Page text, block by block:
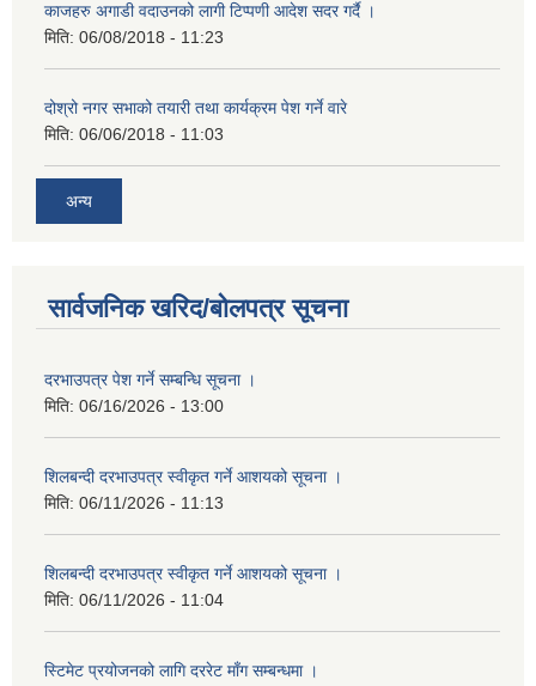
काजहरु अगाडी वदाउनको लागी टिप्पणी आदेश सदर गर्दै ।
मिति: 06/08/2018 - 11:23
दोश्रो नगर सभाको तयारी तथा कार्यक्रम पेश गर्ने वारे
मिति: 06/06/2018 - 11:03
अन्य
सार्वजनिक खरिद/बोलपत्र सूचना
दरभाउपत्र पेश गर्ने सम्बन्धि सूचना ।
मिति: 06/16/2026 - 13:00
शिलबन्दी दरभाउपत्र स्वीकृत गर्ने आशयको सूचना ।
मिति: 06/11/2026 - 11:13
शिलबन्दी दरभाउपत्र स्वीकृत गर्ने आशयको सूचना ।
मिति: 06/11/2026 - 11:04
स्टिमेट प्रयोजनको लागि दररेट माँग सम्बन्धमा ।